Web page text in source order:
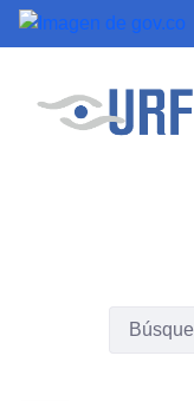
Saltar al contenido